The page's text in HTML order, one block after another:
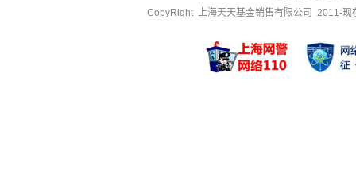
CopyRight 上海天天基金销售有限公司 2011-